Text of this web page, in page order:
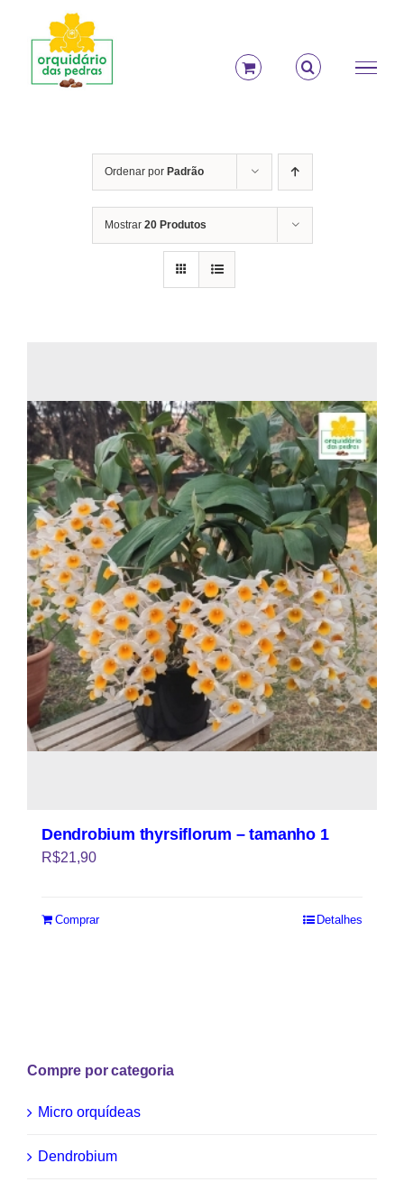
conteúdo
Ordenar por Padrão
Mostrar 20 Produtos
Dendrobium thyrsiflorum – tamanho 1
R$21,90
Comprar Detalhes
Compre por categoria
Micro orquídeas
Dendrobium